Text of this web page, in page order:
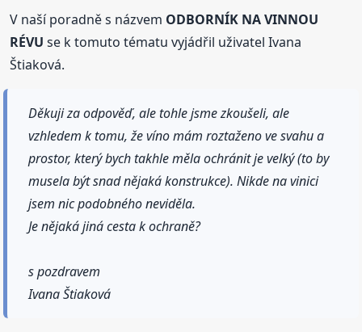
V naší poradně s názvem ODBORNÍK NA VINNOU
RÉVU se k tomuto tématu vyjádřil uživatel Ivana
Štiaková.
Děkuji za odpověď, ale tohle jsme zkoušeli, ale
vzhledem k tomu, že víno mám roztaženo ve svahu a
prostor, který bych takhle měla ochránit je velký (to by
musela být snad nějaká konstrukce). Nikde na vinici
jsem nic podobného neviděla.
Je nějaká jiná cesta k ochraně?
s pozdravem
Ivana Štiaková